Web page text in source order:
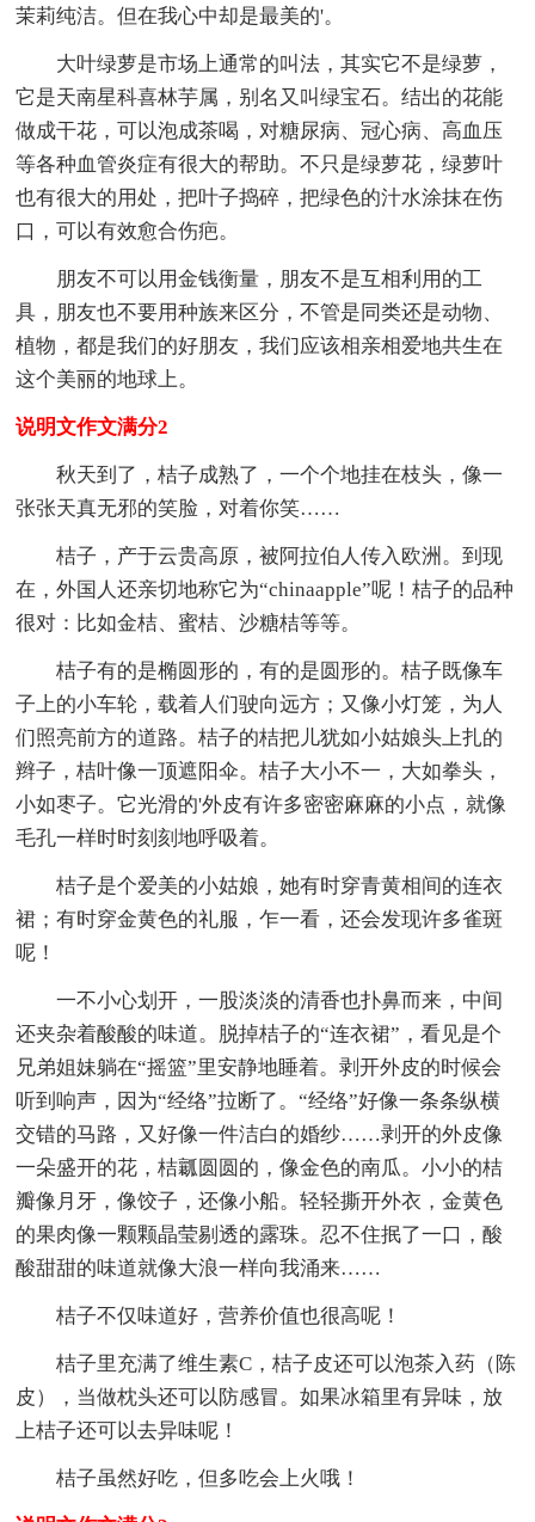
茉莉纯洁。但在我心中却是最美的'。
大叶绿萝是市场上通常的叫法，其实它不是绿萝，
它是天南星科喜林芋属，别名又叫绿宝石。结出的花能
做成干花，可以泡成茶喝，对糖尿病、冠心病、高血压
等各种血管炎症有很大的帮助。不只是绿萝花，绿萝叶
也有很大的用处，把叶子捣碎，把绿色的汁水涂抹在伤
口，可以有效愈合伤疤。
朋友不可以用金钱衡量，朋友不是互相利用的工
具，朋友也不要用种族来区分，不管是同类还是动物、
植物，都是我们的好朋友，我们应该相亲相爱地共生在
这个美丽的地球上。
说明文作文满分2
秋天到了，桔子成熟了，一个个地挂在枝头，像一
张张天真无邪的笑脸，对着你笑……
桔子，产于云贵高原，被阿拉伯人传入欧洲。到现
在，外国人还亲切地称它为“chinaapple”呢！桔子的品种
很对：比如金桔、蜜桔、沙糖桔等等。
桔子有的是椭圆形的，有的是圆形的。桔子既像车
子上的小车轮，载着人们驶向远方；又像小灯笼，为人
们照亮前方的道路。桔子的桔把儿犹如小姑娘头上扎的
辫子，桔叶像一顶遮阳伞。桔子大小不一，大如拳头，
小如枣子。它光滑的'外皮有许多密密麻麻的小点，就像
毛孔一样时时刻刻地呼吸着。
桔子是个爱美的小姑娘，她有时穿青黄相间的连衣
裙；有时穿金黄色的礼服，乍一看，还会发现许多雀斑
呢！
一不小心划开，一股淡淡的清香也扑鼻而来，中间
还夹杂着酸酸的味道。脱掉桔子的“连衣裙”，看见是个
兄弟姐妹躺在“摇篮”里安静地睡着。剥开外皮的时候会
听到响声，因为“经络”拉断了。“经络”好像一条条纵横
交错的马路，又好像一件洁白的婚纱……剥开的外皮像
一朵盛开的花，桔瓤圆圆的，像金色的南瓜。小小的桔
瓣像月牙，像饺子，还像小船。轻轻撕开外衣，金黄色
的果肉像一颗颗晶莹剔透的露珠。忍不住抿了一口，酸
酸甜甜的味道就像大浪一样向我涌来……
桔子不仅味道好，营养价值也很高呢！
桔子里充满了维生素C，桔子皮还可以泡茶入药（陈
皮），当做枕头还可以防感冒。如果冰箱里有异味，放
上桔子还可以去异味呢！
桔子虽然好吃，但多吃会上火哦！